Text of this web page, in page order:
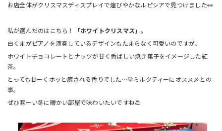
お店全体がクリスマスディスプレイで煌びやかなルピシアで見つけました👀
私が選んだのはこちら！
「ホワイトクリスマス」。
白くまがピアノを演奏しているデザインもたまらなく可愛いのですが、
ホワイトチョコレートとナッツが甘く香ばしい焼き菓子をイメージした紅
茶。
とっても甘ーくホッと癒される香りでした…💛ミルクティーにオススメとの
事。
ぜひ寒ーい冬に暖かい部屋で味わいたいですね♨